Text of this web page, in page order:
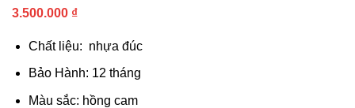
3.500.000 ₫
Chất liệu: nhựa đúc
Bảo Hành: 12 tháng
Màu sắc: hồng cam